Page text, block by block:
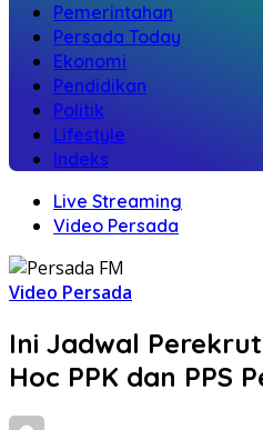
Pemerintahan
Persada Today
Ekonomi
Pendidikan
Politik
Lifestyle
Indeks
Live Streaming
Video Persada
Video Persada
Ini Jadwal
Hoc PPK dan PPS